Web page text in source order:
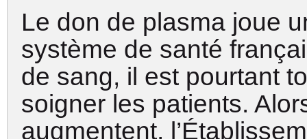
Le don de plasma joue
système de santé
de sang, il est pourtant
soigner les patients.
augmentent,